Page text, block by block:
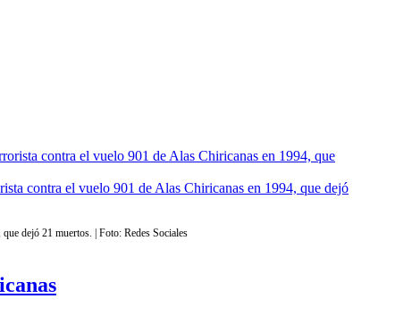
contra el vuelo 901 de Alas Chiricanas en 1994, que dejó
dejó 21 muertos. | Foto: Redes Sociales